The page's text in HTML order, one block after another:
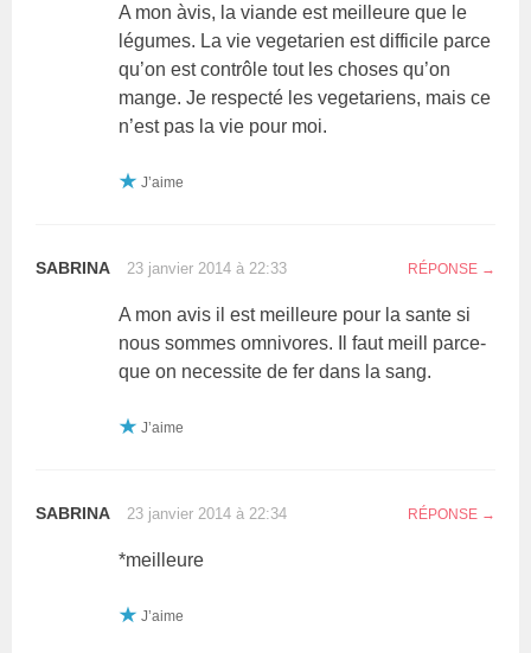
A mon àvis, la viande est meilleure que le
légumes. La vie vegetarien est difficile parce
qu’on est contrôle tout les choses qu’on
mange. Je respecté les vegetariens, mais ce
n’est pas la vie pour moi.
J’aime
SABRINA 23 janvier 2014 à 22:33 RÉPONSE
A mon avis il est meilleure pour la sante si
nous sommes omnivores. Il faut meill parce-
que on necessite de fer dans la sang.
J’aime
SABRINA 23 janvier 2014 à 22:34 RÉPONSE
*meilleure
J’aime